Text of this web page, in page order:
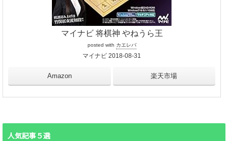
マイナビ 将棋神 やねうら王
posted with カエレバ
マイナビ 2018-08-31
Amazon 楽天市場
人気記事５選